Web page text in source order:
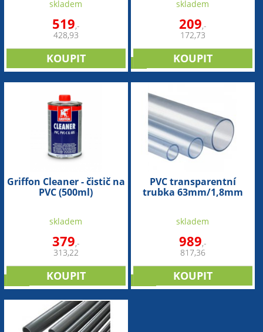
skladem
519,-
428,93
skladem
209,-
172,73
Griffon Cleaner - čistič na
PVC (500ml)
skladem
379,-
313,22
PVC transparentní
trubka 63mm/1,8mm
skladem
989,-
817,36